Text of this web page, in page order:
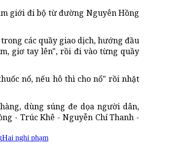
giới đi bộ từ đường Nguyên Hồng
các quầy giao dịch, hướng đầu
giơ tay lên", rồi đi vào từng quầy
nổ, nếu hô thì cho nổ" rồi nhặt
dùng súng đe dọa người dân,
- Trúc Khê - Nguyễn Chí Thanh -
Hai nghi phạm